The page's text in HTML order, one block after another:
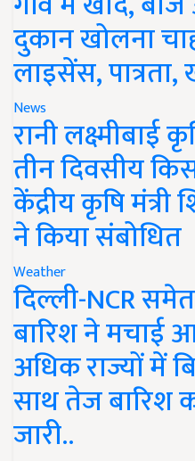
दुकान खोलना
लाइसेंस,
News
रानी लक्ष्मीबाई
तीन दिवसीय
केंद्रीय कृषि मंत्री
ने किया संबोधित
Weather
दिल्ली-NCR
बारिश ने मचाई
अधिक राज्यों में
साथ तेज बारिश
जारी..